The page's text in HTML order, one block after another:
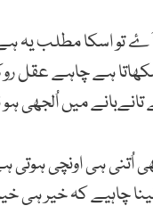
آۓ تو اسکا مطلب
ہے چاہے عقل
میں اُلجھی ہو
ہی اونچی ہوتی
چاہیے کہ خیر ہی